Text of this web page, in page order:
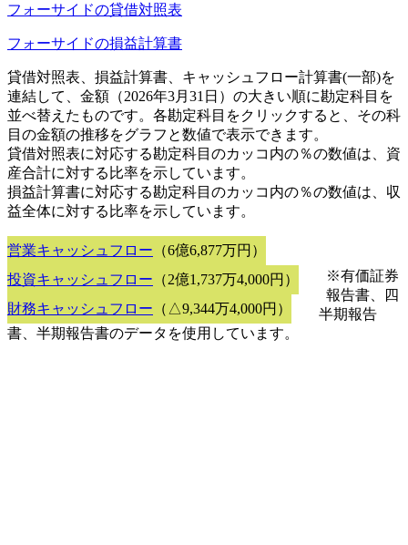
フォーサイドの貸借対照表
フォーサイドの損益計算書
貸借対照表、損益計算書、キャッシュフロー計算書(一部)を
連結して、金額（2026年3月31日）の大きい順に勘定科目を
並べ替えたものです。各勘定科目をクリックすると、その科
目の金額の推移をグラフと数値で表示できます。
貸借対照表に対応する勘定科目のカッコ内の％の数値は、資
産合計に対する比率を示しています。
損益計算書に対応する勘定科目のカッコ内の％の数値は、収
益全体に対する比率を示しています。
営業キャッシュフロー （6億6,877万円）
投資キャッシュフロー （2億1,737万4,000円）
財務キャッシュフロー （△9,344万4,000円）
※有価証券
報告書、四
半期報告
書、半期報告書のデータを使用しています。